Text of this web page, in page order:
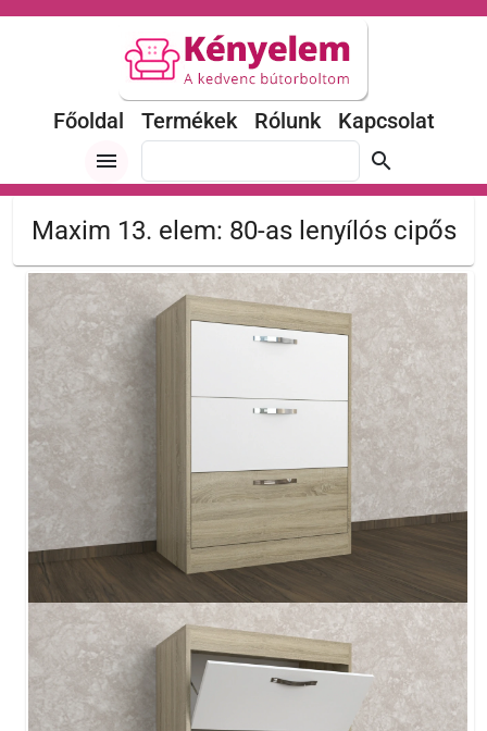
Főoldal Termékek Rólunk
Kapcsolat
menu
search
Maxim 13. elem: 80-as lenyílós cipős